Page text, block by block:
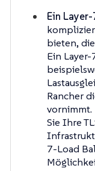
Ein
bieten,
Ein
Rancher
vornimmt.
Sie Ihre
7-Load